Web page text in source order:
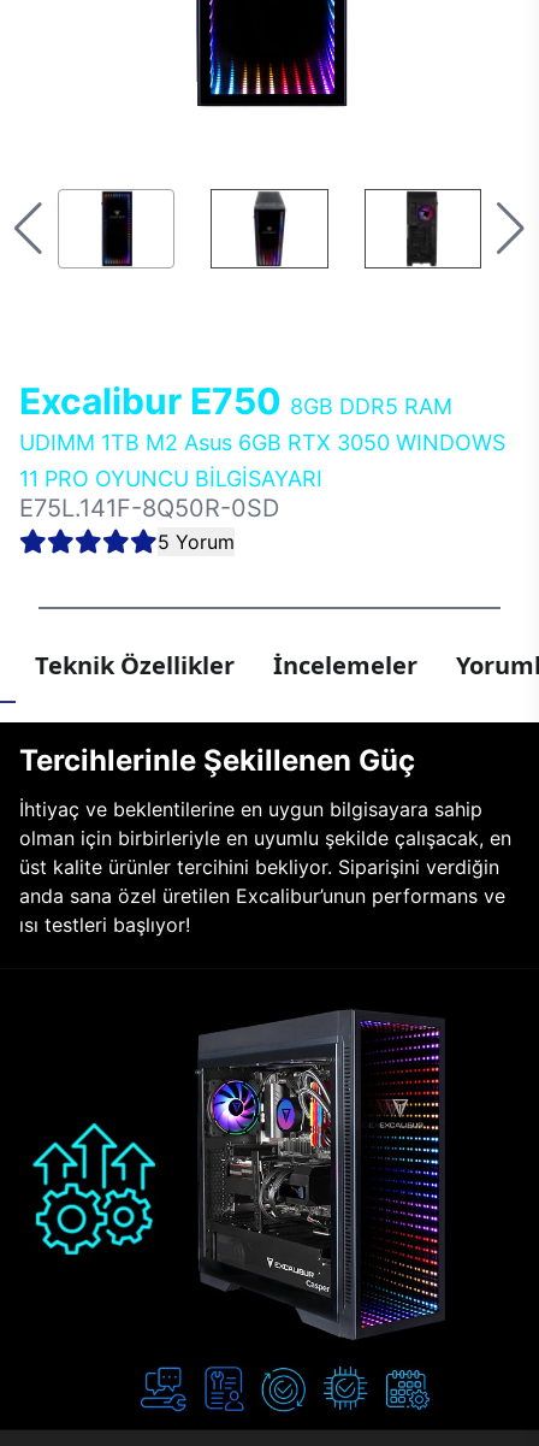
Excalibur E750 8GB DDR5 RAM
UDIMM 1TB M2 Asus 6GB RTX 3050 WINDOWS
11 PRO OYUNCU BİLGİSAYARI
E75L.141F-8Q50R-0SD
5 Yorum
Teknik Özellikler İncelemeler
Tercihlerinle Şekillenen Güç
İhtiyaç ve beklentilerine en uygun bilgisayara sahip
olman için birbirleriyle en uyumlu şekilde çalışacak, en
üst kalite ürünler tercihini bekliyor. Siparişini verdiğin
anda sana özel üretilen Excalibur’unun performans ve
ısı testleri başlıyor!